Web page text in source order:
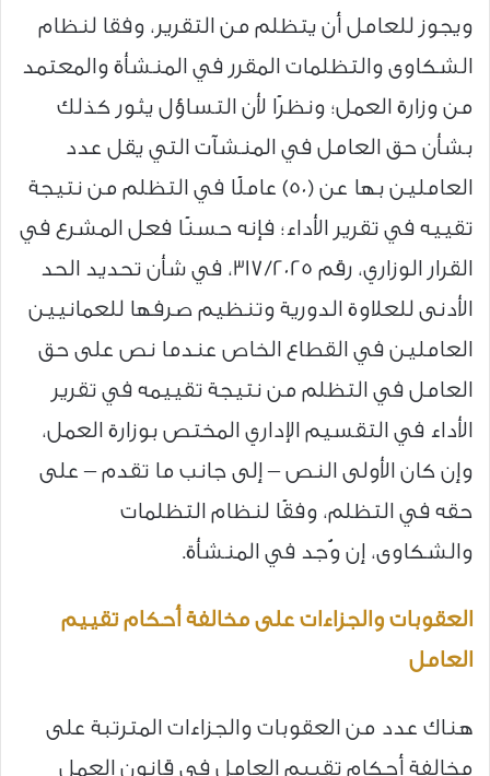
ويجوز للعامل أن يتظلم من التقرير، وفقا لنظام
الشكاوى والتظلمات المقرر في المنشأة والمعتمد
من وزارة العمل؛ ونظرًا لأن التساؤل يثور كذلك
بشأن حق العامل في المنشآت التي يقل عدد
العاملين بها عن (50) عاملًا في التظلم من نتيجة
تقييه في تقرير الأداء؛ فإنه حسنًا فعل المشرع في
القرار الوزاري، رقم 317/2025، في شأن تحديد الحد
الأدنى للعلاوة الدورية وتنظيم صرفها للعمانيين
العاملين في القطاع الخاص عندما نص على حق
العامل في التظلم من نتيجة تقييمه في تقرير
الأداء في التقسيم الإداري المختص بوزارة العمل،
وإن كان الأولى النص – إلى جانب ما تقدم – على
حقه في التظلم، وفقًا لنظام التظلمات
والشكاوى، إن وُجد في المنشأة.
العقوبات والجزاءات على مخالفة أحكام تقييم
العامل
هناك عدد من العقوبات والجزاءات المترتبة على
مخالفة أحكام تقييم العامل في قانون العمل